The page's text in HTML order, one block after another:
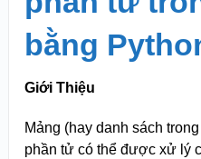
bằng
Giới Thiệu
Mảng (hay danh sách
phần tử có thể được xử lý